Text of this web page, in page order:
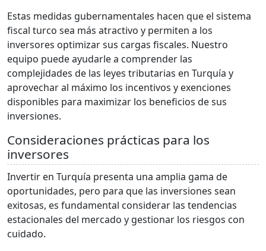
Estas medidas gubernamentales hacen que el sistema
fiscal turco sea más atractivo y permiten a los
inversores optimizar sus cargas fiscales. Nuestro
equipo puede ayudarle a comprender las
complejidades de las leyes tributarias en Turquía y
aprovechar al máximo los incentivos y exenciones
disponibles para maximizar los beneficios de sus
inversiones.
Consideraciones prácticas para los
inversores
Invertir en Turquía presenta una amplia gama de
oportunidades, pero para que las inversiones sean
exitosas, es fundamental considerar las tendencias
estacionales del mercado y gestionar los riesgos con
cuidado.